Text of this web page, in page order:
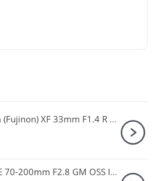
Ống kính Fujifilm (Fujinon) XF 33mm F1.4 R LM WR
Ống kính Sony FE 70-200mm F2.8 GM OSS II / SEL70200GM2